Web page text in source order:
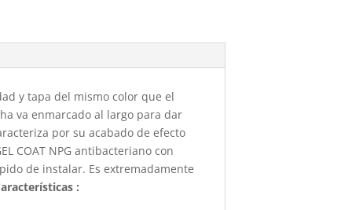
y tapa del mismo color que el
va enmarcado al largo para dar
por su acabado de efecto
COAT NPG antibacteriano con
de instalar. Es extremadamente
: